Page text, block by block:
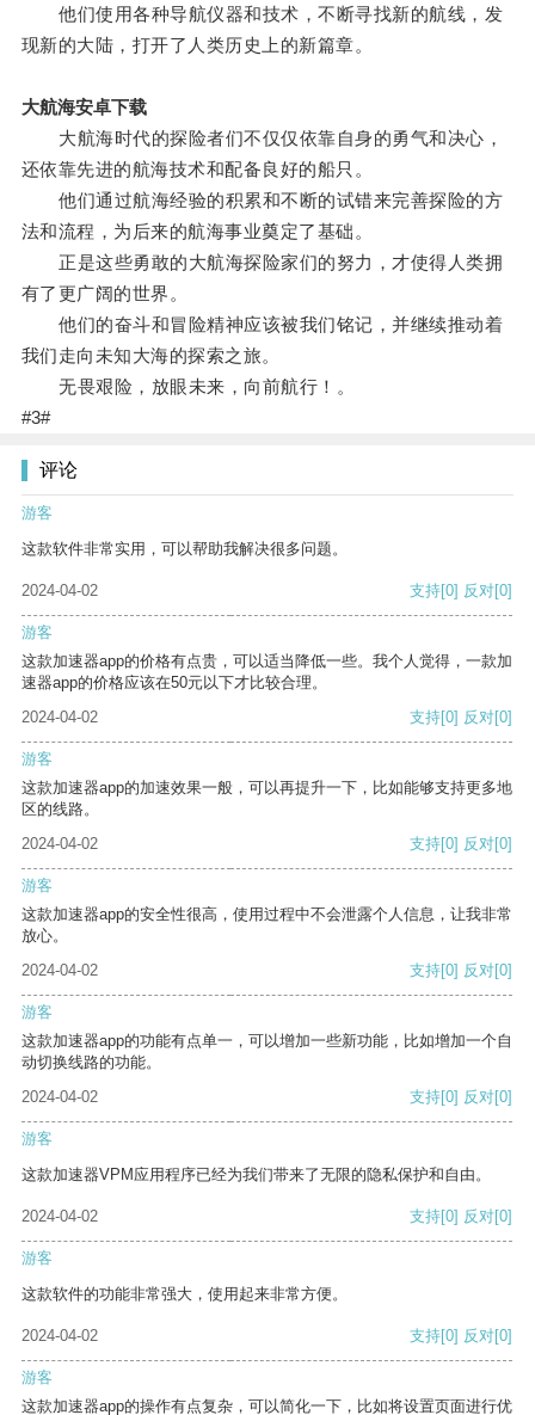
他们使用各种导航仪器和技术，不断寻找新的航线，发
现新的大陆，打开了人类历史上的新篇章。
大航海安卓下载
大航海时代的探险者们不仅仅依靠自身的勇气和决心，
还依靠先进的航海技术和配备良好的船只。
他们通过航海经验的积累和不断的试错来完善探险的方
法和流程，为后来的航海事业奠定了基础。
正是这些勇敢的大航海探险家们的努力，才使得人类拥
有了更广阔的世界。
他们的奋斗和冒险精神应该被我们铭记，并继续推动着
我们走向未知大海的探索之旅。
无畏艰险，放眼未来，向前航行！。
#3#
评论
游客
这款软件非常实用，可以帮助我解决很多问题。
2024-04-02 支持[0] 反对[0]
游客
这款加速器app的价格有点贵，可以适当降低一些。我个人觉得，一款加
速器app的价格应该在50元以下才比较合理。
2024-04-02
支持[0] 反对[0]
游客
这款加速器app的加速效果一般，可以再提升一下，比如能够支持更多地
区的线路。
2024-04-02
支持[0] 反对[0]
游客
这款加速器app的安全性很高，使用过程中不会泄露个人信息，让我非常
放心。
2024-04-02
支持[0] 反对[0]
游客
这款加速器app的功能有点单一，可以增加一些新功能，比如增加一个自
动切换线路的功能。
2024-04-02
支持[0] 反对[0]
游客
这款加速器VPM应用程序已经为我们带来了无限的隐私保护和自由。
2024-04-02 支持[0] 反对[0]
游客
这款软件的功能非常强大，使用起来非常方便。
2024-04-02 支持[0] 反对[0]
游客
这款加速器app的操作有点复杂，可以简化一下，比如将设置页面进行优